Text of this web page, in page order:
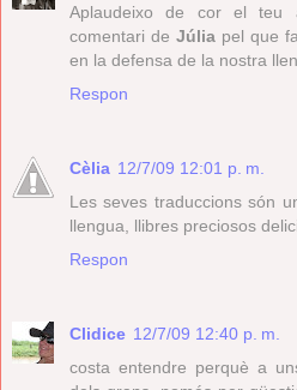
Aplaudeixo de cor el teu
comentari deJúlia pel que
en la defensa de la nostra
Respon
Cèlia 12/7/09 12:01 p. m.
Les seves traduccions són
llengua, llibres preciosos
Respon
Clidice 12/7/09 12:40 p. m.
costa entendre perquè a